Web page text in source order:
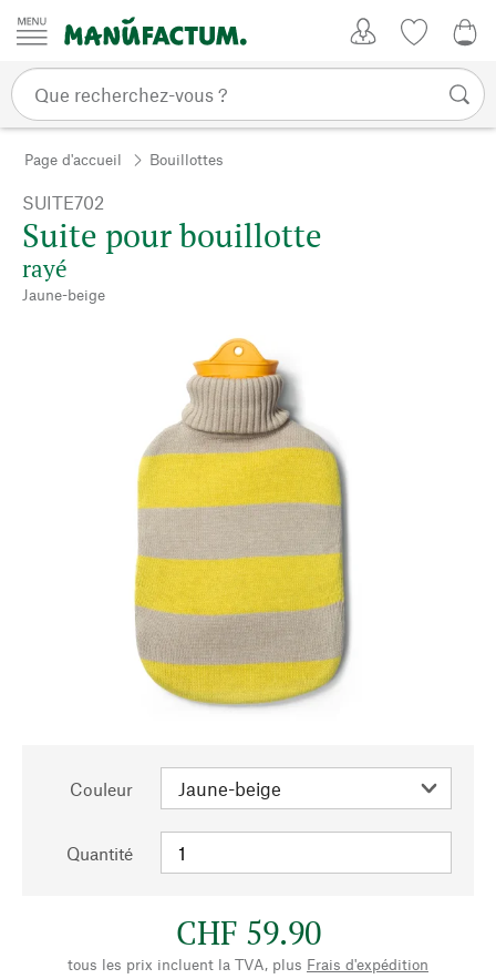
Passer au contenu
Page d'accueil Bouillottes
SUITE702
Suite pour bouillotte
rayé
Jaune-beige
Couleur
Quantité
CHF 59.90
tous les prix incluent la TVA, plus Frais d'expédition